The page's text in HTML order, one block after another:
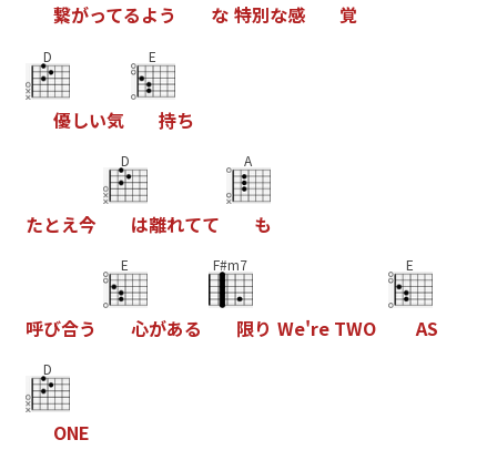
繋がってるよう な 特別な感 覚
D
優しい気
E
持ち
たとえ今
D
は離れてて
A
も
呼び合う
E
心がある
F#m7
限り We're TWO
E
AS
D
ONE